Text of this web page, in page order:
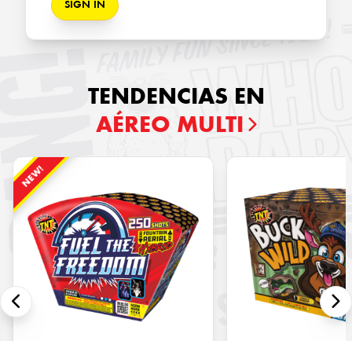
SIGN IN
TENDENCIAS EN
AÉREO MULTI
NEW!